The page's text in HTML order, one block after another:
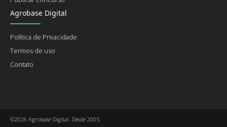
Agrobase Digital
Política de Privacidade
Termos de uso
Contato
©2026 Agrobase Digital. Desde 2005.